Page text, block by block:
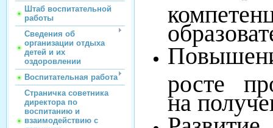
Штаб воспитательной
работы
Сведения об
организации отдыха
детей и их
оздоровлении
Воспитательная работа
Страничка советника
директора по
воспитанию и
взаимодействию с
росте
на